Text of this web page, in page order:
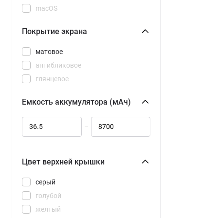
macOS
Покрытие экрана
антибликовое
глянцевое
матовое
Емкость аккумулятора (мАч)
–
Цвет верхней крышки
голубой
желтый
серый